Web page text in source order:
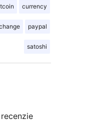
currency
paypal
satoshi